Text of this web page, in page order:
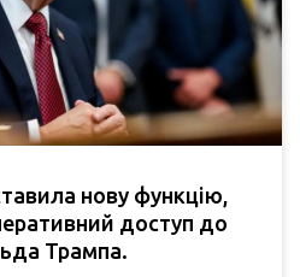
нову функцію,
доступ до
Трампа.